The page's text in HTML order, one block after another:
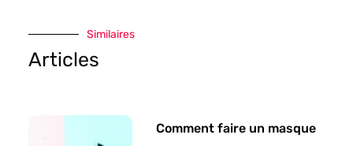
Similaires
Articles
Comment faire un masque